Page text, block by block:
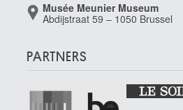
Musée Meunier Museum
Abdijstraat 59 – 1050 Brussel
PARTNERS